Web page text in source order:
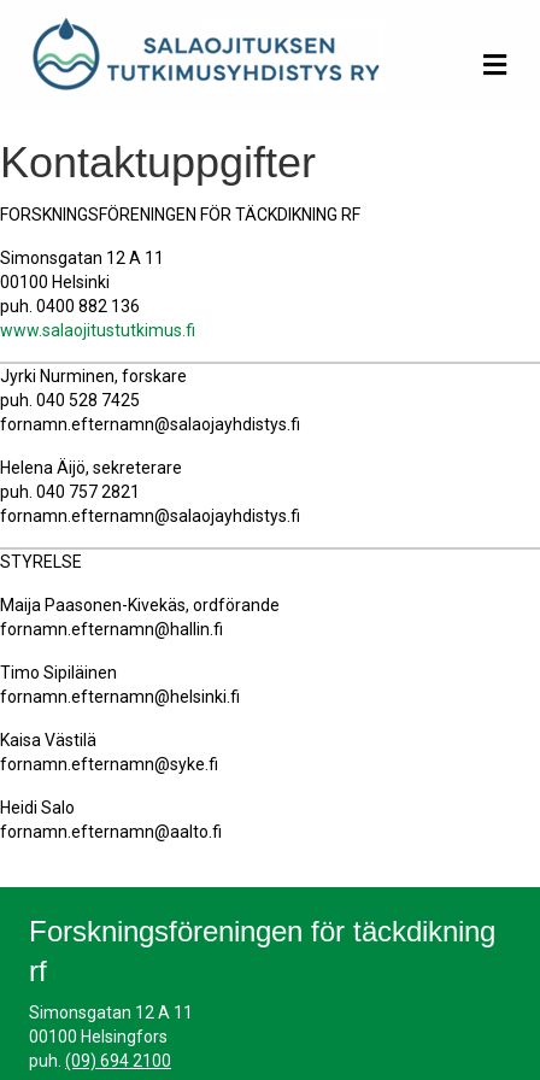
Kontaktuppgifter
FORSKNINGSFÖRENINGEN FÖR TÄCKDIKNING RF
Simonsgatan 12 A 11
00100 Helsinki
puh. 0400 882 136
www.salaojitustutkimus.fi
Jyrki Nurminen, forskare
puh. 040 528 7425
fornamn.efternamn@salaojayhdistys.fi
Helena Äijö, sekreterare
puh. 040 757 2821
fornamn.efternamn@salaojayhdistys.fi
STYRELSE
Maija Paasonen-Kivekäs, ordförande
fornamn.efternamn@hallin.fi
Timo Sipiläinen
fornamn.efternamn@helsinki.fi
Kaisa Västilä
fornamn.efternamn@syke.fi
Heidi Salo
fornamn.efternamn@aalto.fi
Forskningsföreningen för täckdikning
rf
Simonsgatan 12 A 11
00100 Helsingfors
puh. (09) 694 2100